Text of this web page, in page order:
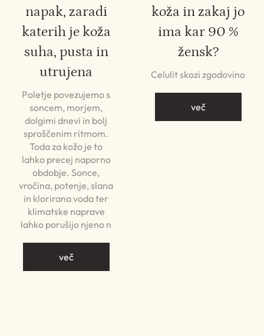
napak, zaradi
katerih je koža
suha, pusta in
utrujena
Poletje povezujemo s
soncem, morjem,
dolgimi dnevi in bolj
sproščenim ritmom.
Toda za kožo je to
lahko precej naporno
obdobje. Sonce,
vročina, potenje, slana
in klorirana voda ter
klimatske naprave
lahko porušijo njeno n
več
koža in zakaj jo
ima kar 90 %
žensk?
Celulit skozi zgodovino
več